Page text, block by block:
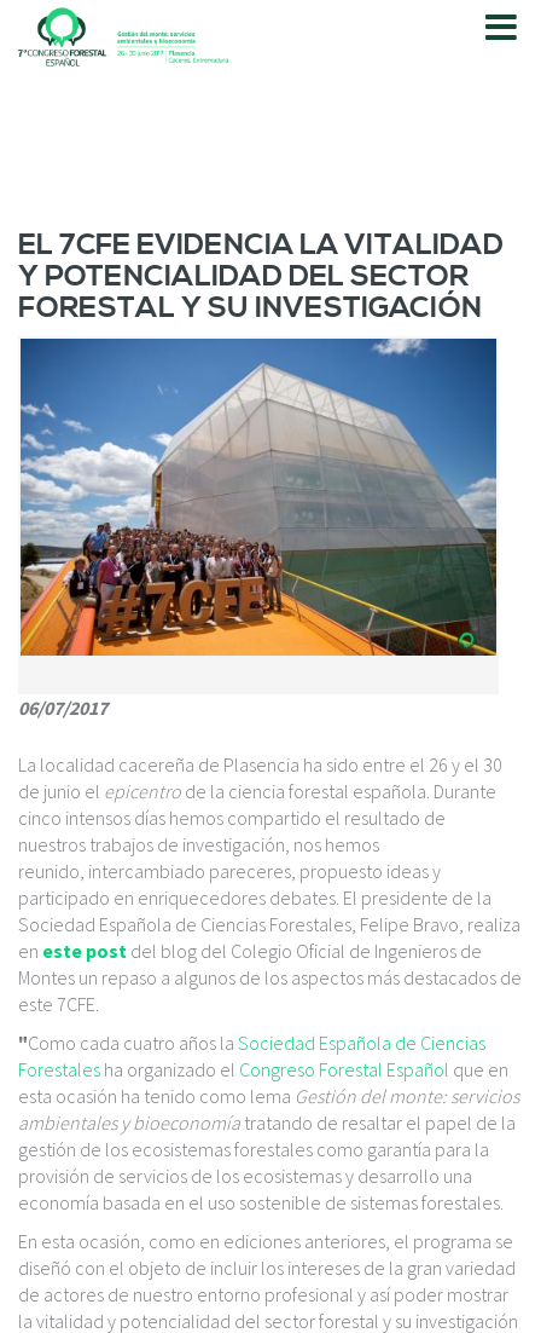
EL 7CFE EVIDENCIA LA VITALIDAD
Y POTENCIALIDAD DEL SECTOR
FORESTAL Y SU INVESTIGACIÓN
06/07/2017
La localidad cacereña de Plasencia ha sido entre el 26 y el 30
de junio el epicentro de la ciencia forestal española. Durante
cinco intensos días hemos compartido el resultado de
nuestros trabajos de investigación, nos hemos
reunido, intercambiado pareceres, propuesto ideas y
participado en enriquecedores debates. El presidente de la
Sociedad Española de Ciencias Forestales, Felipe Bravo, realiza
en este post del blog del Colegio Oficial de Ingenieros de
Montes un repaso a algunos de los aspectos más destacados de
este 7CFE.
"Como cada cuatro años la Sociedad Española de Ciencias
Forestales ha organizado el Congreso Forestal Español que en
esta ocasión ha tenido como lema Gestión del monte: servicios
ambientales y bioeconomía tratando de resaltar el papel de la
gestión de los ecosistemas forestales como garantía para la
provisión de servicios de los ecosistemas y desarrollo una
economía basada en el uso sostenible de sistemas forestales.
En esta ocasión, como en ediciones anteriores, el programa se
diseñó con el objeto de incluir los intereses de la gran variedad
de actores de nuestro entorno profesional y así poder mostrar
la vitalidad y potencialidad del sector forestal y su investigación